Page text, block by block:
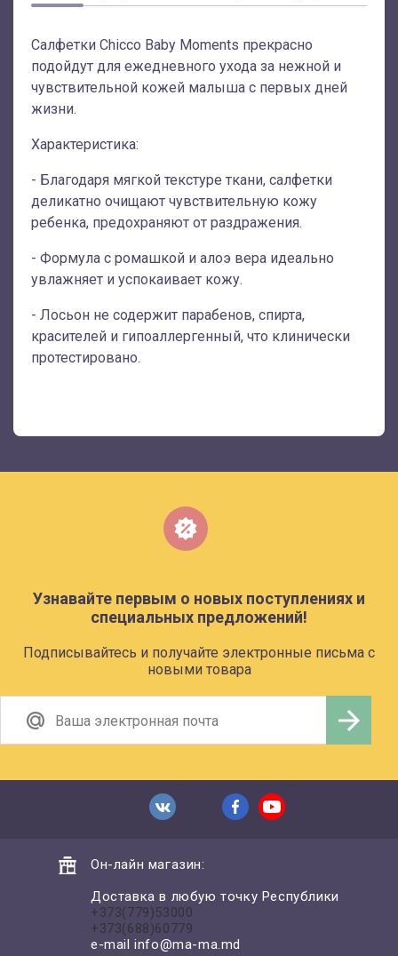
Салфетки Chicco Baby Moments прекрасно
подойдут для ежедневного ухода за нежной и
чувствительной кожей малыша с первых дней
жизни.
Характеристика:
- Благодаря мягкой текстуре ткани, салфетки
деликатно очищают чувствительную кожу
ребенка, предохраняют от раздражения.
- Формула с ромашкой и алоэ вера идеально
увлажняет и успокаивает кожу.
- Лосьон не содержит парабенов, спирта,
красителей и гипоаллергенный, что клинически
протестировано.
Узнавайте первым о новых поступлениях и
специальных предложений!
Подписывайтесь и получайте электронные письма с
новыми товара
Он-лайн магазин:
Доставка в любую точку Республики
+373(779)53000
+373(688)60779
e-mailinfo@ma-ma.md